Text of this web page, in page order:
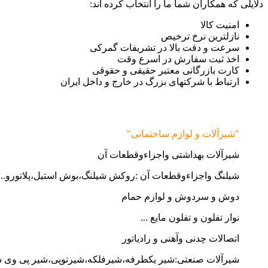
دلایلی که همکاران شما ما را انتخاب کرده اند:
امنیت کالا
نازلترین نرخ ترخیص
سرعت و دقت بالا در تشریفات گمرکی
اخذ ثبت سفارش در اسرع وقت
کارت بازرگانی معتبر حقیقی و حقوقی
ارتباط با شرکتهای بزرگ در خارج و داخل ایران
"شیرآلات و لوازم ساختمانی"
شیرآلات بهداشتی واجزاءوقطعات آن
شیلنگ واجزاءوقطعات آن :روکش شیلنگ،بوش
دوش و سردوش و لوازم حمام
نوار تفلون و تفلون مایع ...
اتصالات چدنی وآهنی و رادیاتور
شیرآلات صنعتی:شیر یکطرفه،شیرفلکه،شیرتوپی،شیر پی